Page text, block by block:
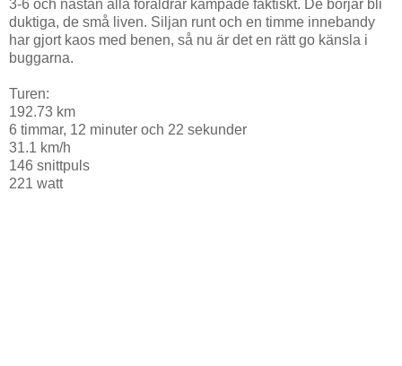
3-6 och nästan alla föräldrar kämpade faktiskt. De börjar bli
duktiga, de små liven. Siljan runt och en timme innebandy
har gjort kaos med benen, så nu är det en rätt go känsla i
buggarna.
Turen:
192.73 km
6 timmar, 12 minuter och 22 sekunder
31.1 km/h
146 snittpuls
221 watt